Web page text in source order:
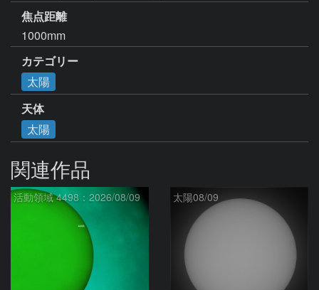
焦点距離
1000mm
カテゴリー
太陽
天体
太陽
関連作品
活動領域 4498：2026/08/09 太陽08/09